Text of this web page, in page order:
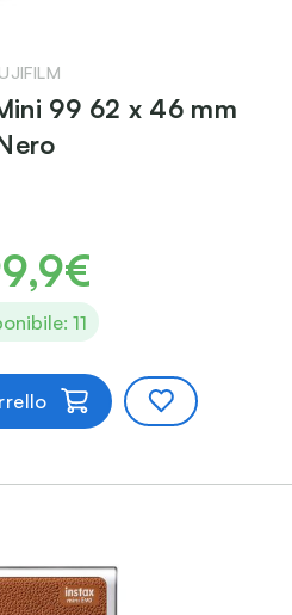
99 62 x 46 mm
11